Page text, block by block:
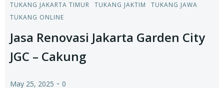
TUKANG JAKARTA TIMUR
TUKANG JAKTIM
TUKANG JAWA
TUKANG ONLINE
Jasa Renovasi Jakarta Garden City
JGC – Cakung
May 25, 2025 - 0